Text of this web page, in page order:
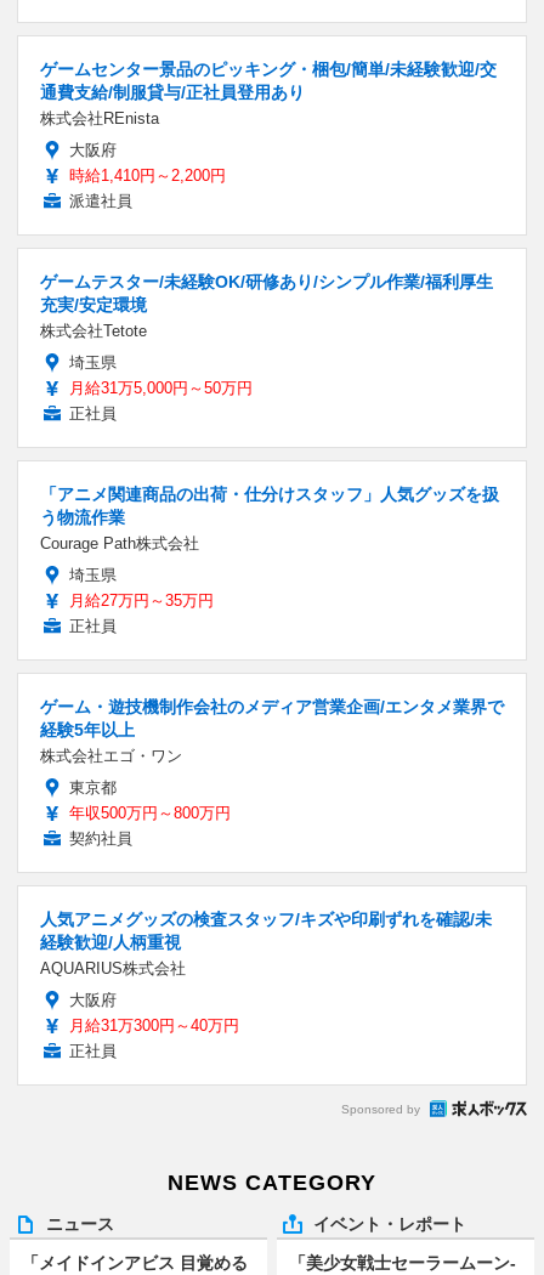
ゲームセンター景品のピッキング・梱包/簡単/未経験歓迎/交
通費支給/制服貸与/正社員登用あり
株式会社REnista
大阪府
時給1,410円～2,200円
派遣社員
ゲームテスター/未経験OK/研修あり/シンプル作業/福利厚生
充実/安定環境
株式会社Tetote
埼玉県
月給31万5,000円～50万円
正社員
「アニメ関連商品の出荷・仕分けスタッフ」人気グッズを扱
う物流作業
Courage Path株式会社
埼玉県
月給27万円～35万円
正社員
ゲーム・遊技機制作会社のメディア営業企画/エンタメ業界で
経験5年以上
株式会社エゴ・ワン
東京都
年収500万円～800万円
契約社員
人気アニメグッズの検査スタッフ/キズや印刷ずれを確認/未
経験歓迎/人柄重視
AQUARIUS株式会社
大阪府
月給31万300円～40万円
正社員
Sponsored by
NEWS CATEGORY
ニュース
「メイドインアビス 目覚める
イベント・レポート
「美少女戦士セーラームーン-